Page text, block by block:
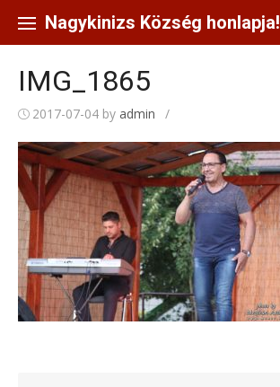
content
Nagykinizs Község honlapja!
IMG_1865
2017-07-04 by admin /